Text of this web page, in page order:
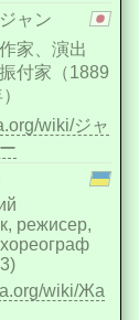
ャン
家、演出
付家（1889
wiki/ジャ
режисер,
wiki/Жа